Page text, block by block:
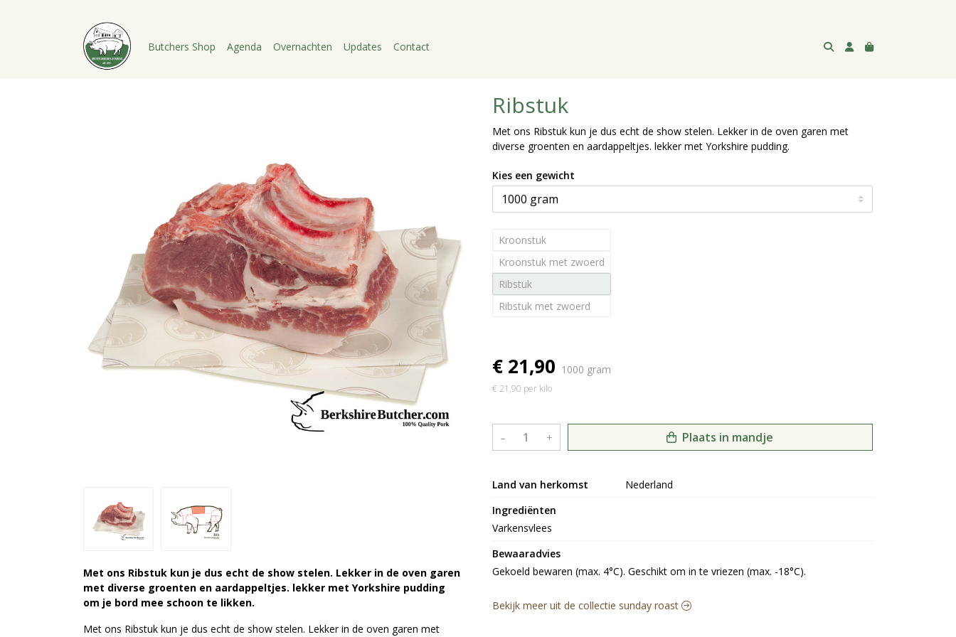
Butchers Shop Agenda Overnachten Updates Contact
Met ons Ribstuk kun je dus echt de show stelen. Lekker in de oven garen
met diverse groenten en aardappeltjes. lekker met Yorkshire pudding
om je bord mee schoon te likken.
Met ons Ribstuk kun je dus echt de show stelen. Lekker in de oven garen met
Ribstuk
Met ons Ribstuk kun je dus echt de show stelen. Lekker in de oven garen met
diverse groenten en aardappeltjes. lekker met Yorkshire pudding.
Kies een gewicht
Kroonstuk
Kroonstuk met zwoerd
Ribstuk
Ribstuk met zwoerd
€ 21,90 1000 gram
€ 21,90 per kilo
– + Plaats in mandje
Land van herkomst
Nederland
Ingrediënten
Varkensvlees
Bewaaradvies
Gekoeld bewaren (max. 4°C). Geschikt om in te vriezen (max. -18°C).
Bekijk meer uit de collectie sunday roast